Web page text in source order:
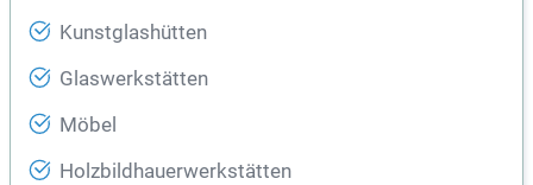
Kunstglashütten
Glaswerkstätten
Möbel
Holzbildhauerwerkstätten